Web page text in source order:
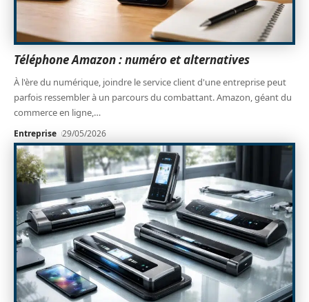
Téléphone Amazon : numéro et alternatives
À l'ère du numérique, joindre le service client d'une entreprise peut
parfois ressembler à un parcours du combattant. Amazon, géant du
commerce en ligne,…
Entreprise 29/05/2026